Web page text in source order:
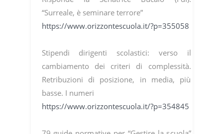
“Surreale, è seminare terrore”
https://www.orizzontescuola.it/?p=355058
Stipendi dirigenti scolastici: verso il
cambiamento dei criteri di complessità.
Retribuzioni di posizione, in media, più
basse. I numeri
https://www.orizzontescuola.it/?p=354845